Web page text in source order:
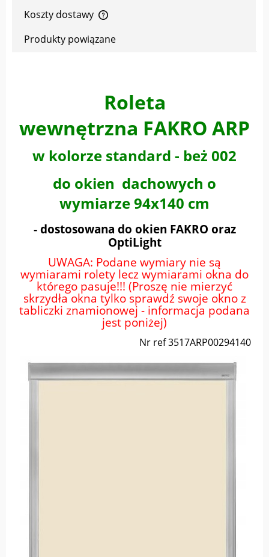
Koszty dostawy
Produkty powiązane
Roleta
wewnętrzna FAKRO ARP
w kolorze standard - beż 002
do okien dachowych o
wymiarze 94x140 cm
- dostosowana do okien FAKRO oraz
OptiLight
UWAGA: Podane wymiary nie są
wymiarami rolety lecz wymiarami okna do
którego pasuje!!! (Proszę nie mierzyć
skrzydła okna tylko sprawdź swoje okno z
tabliczki znamionowej - informacja podana
jest poniżej)
Nr ref 3517ARP00294140